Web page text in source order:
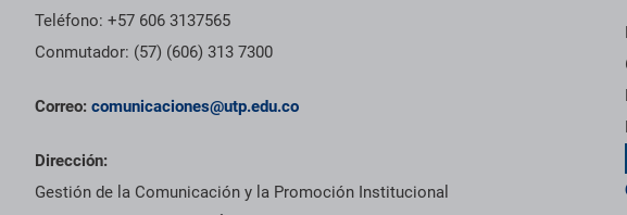
Teléfono: +57 606 3137565
Conmutador: (57) (606) 313 7300
Correo: comunicaciones@utp.edu.co
Dirección:
Gestión de la Comunicación y la Promoción Institucional